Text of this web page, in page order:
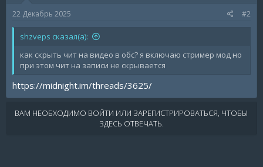
22 Декабрь 2025 #2
shzveps сказал(а):
как скрыть чит на видео в обс? я включаю стример мод но
при этом чит на записи не скрывается
https://midnight.im/threads/3625/
ВАМ НЕОБХОДИМО ВОЙТИ ИЛИ ЗАРЕГИСТРИРОВАТЬСЯ, ЧТОБЫ
ЗДЕСЬ ОТВЕЧАТЬ.